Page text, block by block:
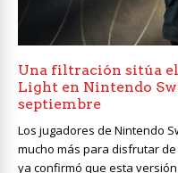
Una filtración sitúa
Light en Nintendo
septiembre
Los jugadores de Nintendo
mucho más para disfrutar de
ya confirmó que esta